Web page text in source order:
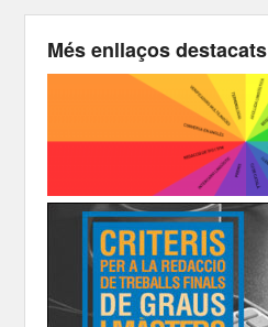
Més enllaços destacats